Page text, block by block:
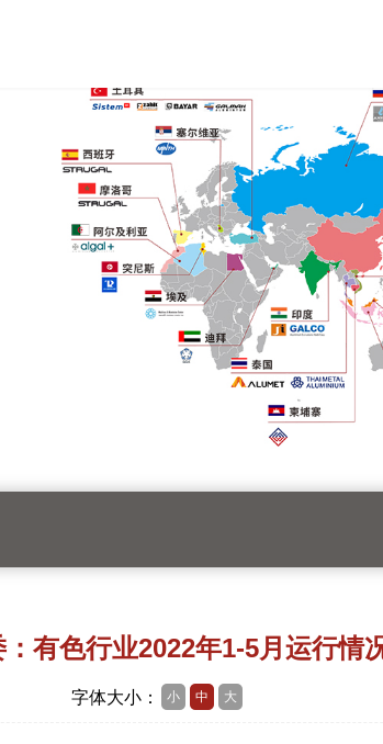
有色行业2022年1-5月运行情
字体大小： 小 中 大